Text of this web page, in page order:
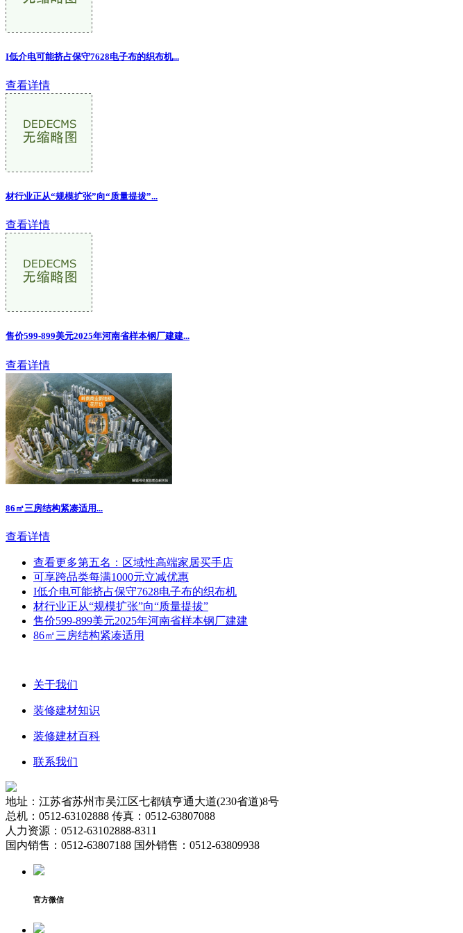
I低介电可能挤占保守7628电子布的织布机...
查看详情
材行业正从“规模扩张”向“质量提拔”...
查看详情
售价599-899美元2025年河南省样本钢厂建建...
查看详情
86㎡三房结构紧凑适用...
查看详情
查看更多第五名：区域性高端家居买手店
可享跨品类每满1000元立减优惠
I低介电可能挤占保守7628电子布的织布机
材行业正从“规模扩张”向“质量提拔”
售价599-899美元2025年河南省样本钢厂建建
86㎡三房结构紧凑适用
关于我们
装修建材知识
装修建材百科
联系我们
地址：江苏省苏州市吴江区七都镇亨通大道(230省道)8号
总机：0512-63102888 传真：0512-63807088
人力资源：0512-63102888-8311
国内销售：0512-63807188 国外销售：0512-63809938
官方微信